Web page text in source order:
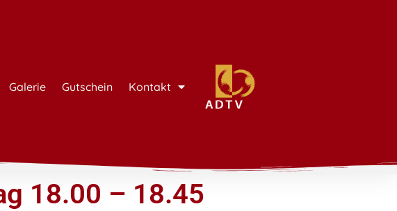
Galerie Gutschein Kontakt
18.00 – 18.45